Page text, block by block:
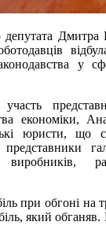
депутата Дмитра
у
економіки,
юристи, що
представники
виробників,
при обгоні на
який